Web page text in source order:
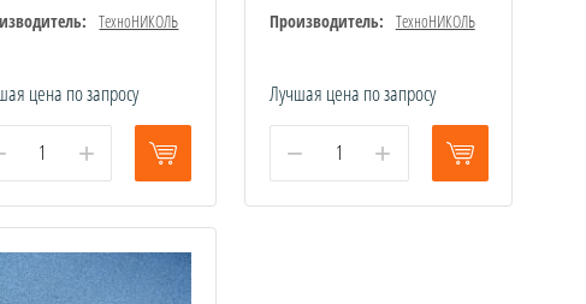
ТехноНИКОЛЬ
цена по запросу
+
Производитель: ТехноНИКОЛЬ
Лучшая цена по запросу
− +